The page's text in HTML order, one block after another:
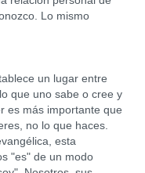
Lo mismo
un lugar entre
que uno sabe o cree y
es más importante que
no lo que haces.
esta
"es" de un modo